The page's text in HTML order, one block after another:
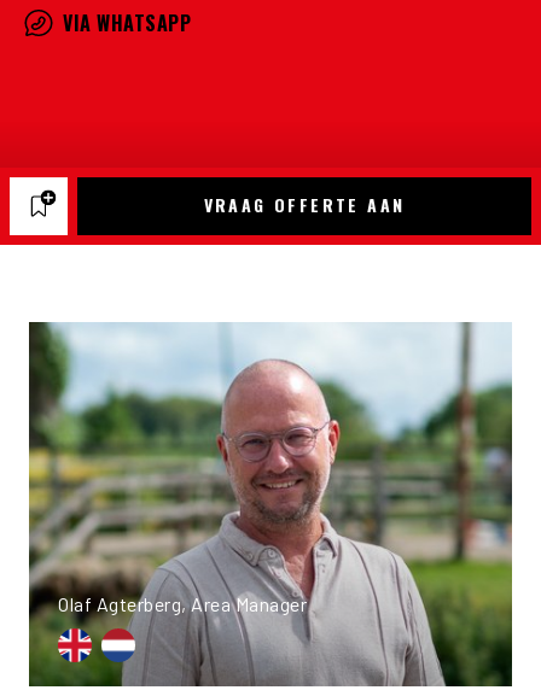
VIA WHATSAPP
VRAAG OFFERTE AAN
Olaf Agterberg, Area Manager